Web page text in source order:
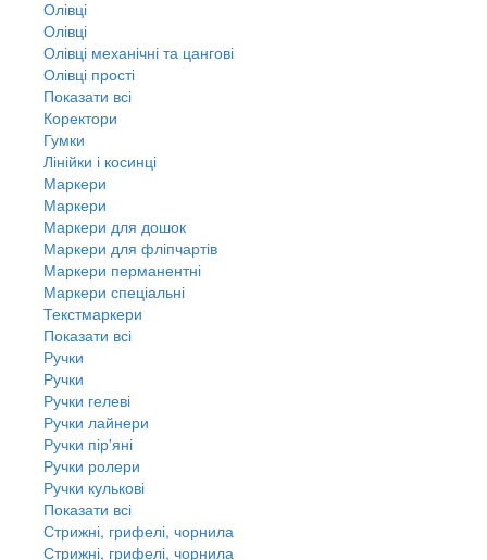
Олівці
Олівці
Олівці механічні та цангові
Олівці прості
Показати всі
Коректори
Гумки
Лінійки і косинці
Маркери
Маркери
Маркери для дошок
Маркери для фліпчартів
Маркери перманентні
Маркери спеціальні
Текстмаркери
Показати всі
Ручки
Ручки
Ручки гелеві
Ручки лайнери
Ручки пір'яні
Ручки ролери
Ручки кулькові
Показати всі
Стрижні, грифелі, чорнила
Стрижні, грифелі, чорнила